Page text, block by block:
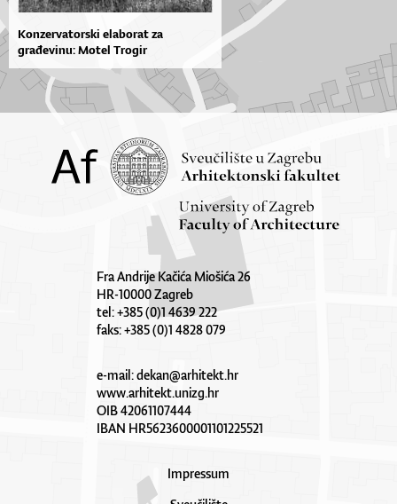
Konzervatorski elaborat za
građevinu: Motel Trogir
Fra Andrije Kačića Miošića 26
HR-10000 Zagreb
tel: +385 (0)1 4639 222
faks: +385 (0)1 4828 079
e-mail:dekan@arhitekt.hr
www.arhitekt.unizg.hr
OIB 42061107444
IBAN HR5623600001101225521
Impressum